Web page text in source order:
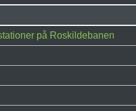
på Roskildebanen